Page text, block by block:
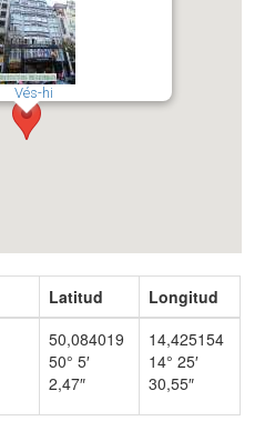
Vés-hi
Latitud
Longitud
50,084019
50° 5′
2,47″
14,425154
14° 25′
30,55″